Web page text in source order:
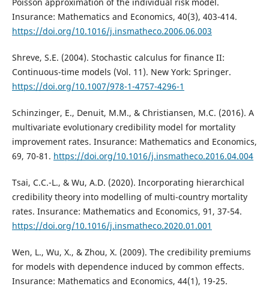
Insurance: Mathematics and Economics, 40(3), 403-414.
https://doi.org/10.1016/j.insmatheco.2006.06.003
Shreve, S.E. (2004). Stochastic calculus for finance II:
Continuous-time models (Vol. 11). New York: Springer.
https://doi.org/10.1007/978-1-4757-4296-1
Schinzinger, E., Denuit, M.M., & Christiansen, M.C. (2016). A
multivariate evolutionary credibility model for mortality
improvement rates. Insurance: Mathematics and Economics,
69, 70-81. https://doi.org/10.1016/j.insmatheco.2016.04.004
Tsai, C.C.-L., & Wu, A.D. (2020). Incorporating hierarchical
credibility theory into modelling of multi-country mortality
rates. Insurance: Mathematics and Economics, 91, 37-54.
https://doi.org/10.1016/j.insmatheco.2020.01.001
Wen, L., Wu, X., & Zhou, X. (2009). The credibility premiums
for models with dependence induced by common effects.
Insurance: Mathematics and Economics, 44(1), 19-25.